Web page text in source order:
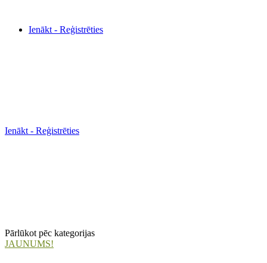
Ienākt - Reģistrēties
Ienākt - Reģistrēties
Pārlūkot pēc kategorijas
JAUNUMS!